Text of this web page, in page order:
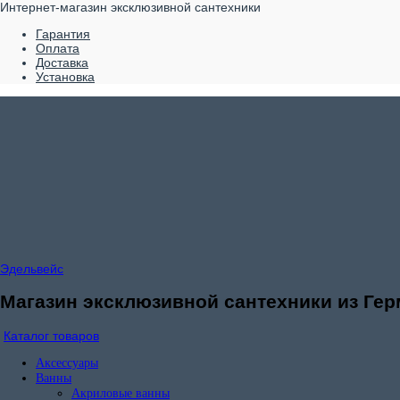
Интернет-магазин эксклюзивной сантехники
Гарантия
Оплата
Доставка
Установка
Эдельвейс
Магазин эксклюзивной сантехники из
Каталог товаров
Аксессуары
Ванны
Акриловые ванны